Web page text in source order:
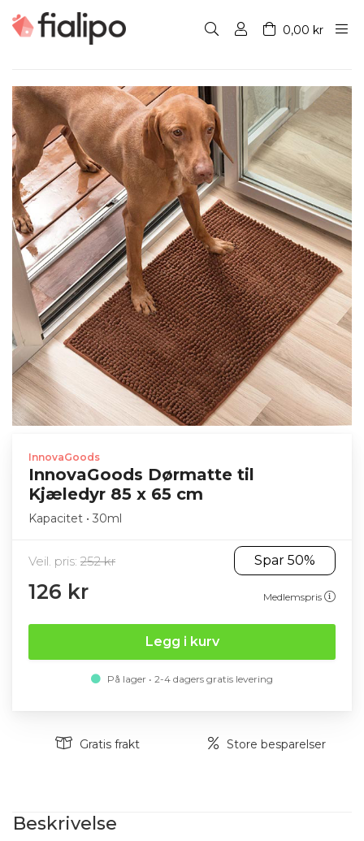
0,00 kr
InnovaGoods
InnovaGoods Dørmatte til
Kjæledyr 85 x 65 cm
Kapacitet • 30ml
Veil. pris: 252 kr Spar 50%
126 kr Medlemspris
Legg i kurv
På lager • 2-4 dagers gratis levering
Gratis frakt Store besparelser
Beskrivelse